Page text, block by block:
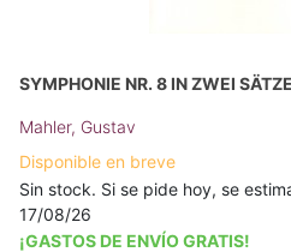
SYMPHONIE NR. 8 IN ZWEI
Mahler, Gustav
Disponible en breve
Sin stock. Si se pide hoy, se
17/08/26
¡GASTOS DE ENVÍO GRATIS!